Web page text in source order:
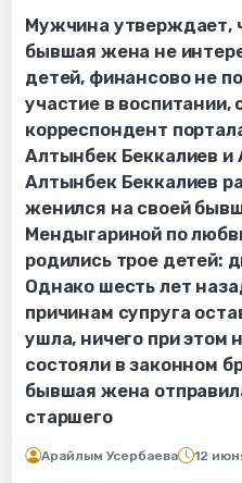
Мужчина утверждает,
бывшая жена не
детей, финансово не
участие в воспитании,
корреспондент
Алтынбек Беккалиев и
Алтынбек Беккалиев
женился на своей
Мендыгариной по
родились трое детей:
Однако шесть лет
причинам супруга
ушла, ничего при этом
состояли в законном
бывшая жена
старшего
Арайлым Усербаева 12